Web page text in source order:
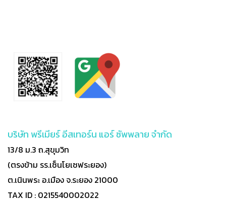
บริษัท พรีเมียร์ อีสเทอร์น แอร์ ซัพพลาย จำกัด
13/8 ม.3 ถ.สุขุมวิท
(ตรงข้าม รร.เซ็นโยเซฟระยอง)
ต.เนินพระ อ.เมือง จ.ระยอง 21000
TAX ID : 0215540002022